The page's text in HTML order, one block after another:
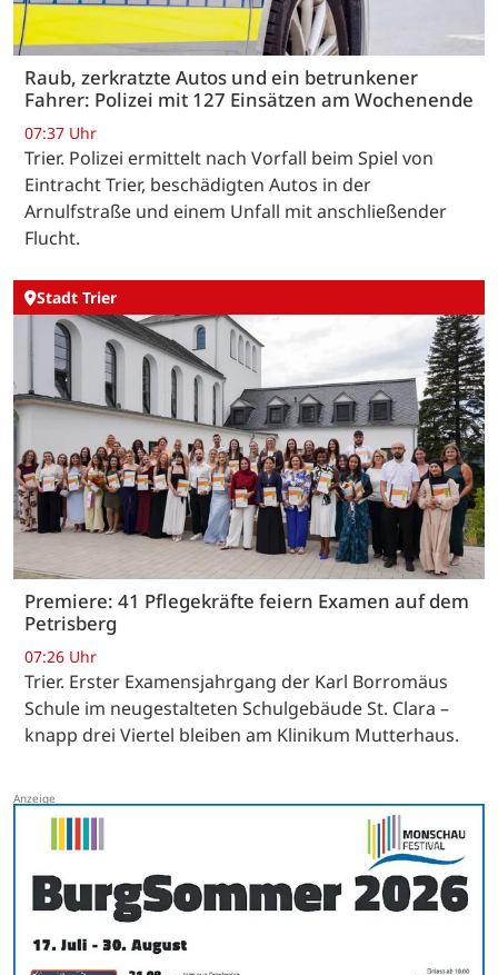
Raub, zerkratzte Autos und ein betrunkener
Fahrer: Polizei mit 127 Einsätzen am Wochenende
07:37 Uhr
Trier. Polizei ermittelt nach Vorfall beim Spiel von
Eintracht Trier, beschädigten Autos in der
Arnulfstraße und einem Unfall mit anschließender
Flucht.
Stadt Trier
Premiere: 41 Pflegekräfte feiern Examen auf dem
Petrisberg
07:26 Uhr
Trier. Erster Examensjahrgang der Karl Borromäus
Schule im neugestalteten Schulgebäude St. Clara –
knapp drei Viertel bleiben am Klinikum Mutterhaus.